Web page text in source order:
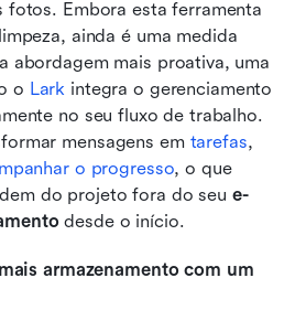
fotos. Embora esta ferramenta
ainda é uma medida
abordagem mais proativa, uma
o Lark integra o gerenciamento
no seu fluxo de trabalho.
mensagens em tarefas,
o progresso, o que
do projeto fora do seu e-
desde o início.
armazenamento com um